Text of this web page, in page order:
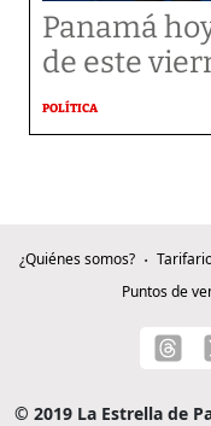
Panamá
de este
POLÍTICA
¿Quiénes somos?
Puntos de
© 2019 La Estrella de